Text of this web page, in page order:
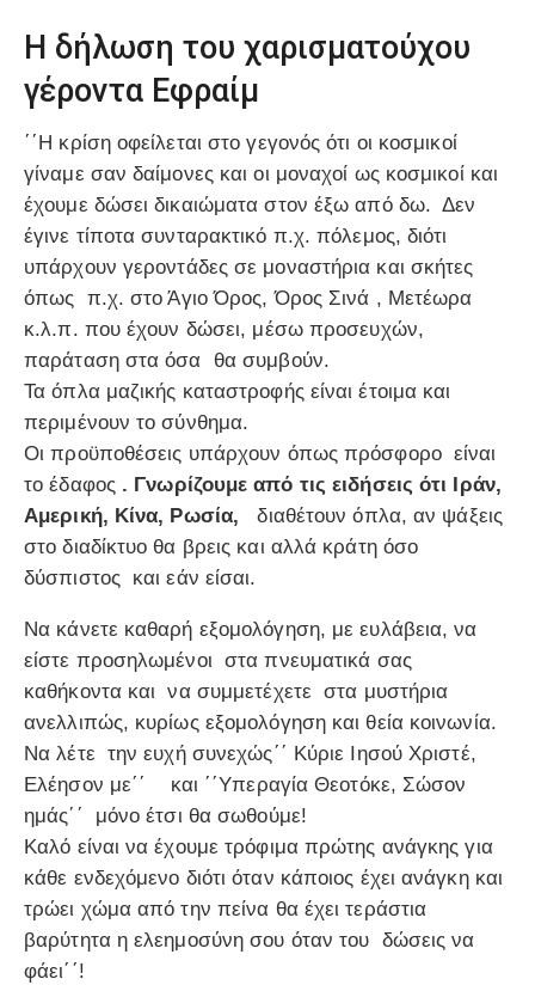
H δήλωση του χαρισματούχου
γέροντα Εφραίμ
΄΄Η κρίση οφείλεται στο γεγονός ότι οι κοσμικοί
γίναμε σαν δαίμονες και οι μοναχοί ως κοσμικοί και
έχουμε δώσει δικαιώματα στον έξω από δω. Δεν
έγινε τίποτα συνταρακτικό π.χ. πόλεμος, διότι
υπάρχουν γεροντάδες σε μοναστήρια και σκήτες
όπως π.χ. στο Άγιο Όρος, Όρος Σινά , Μετέωρα
κ.λ.π. που έχουν δώσει, μέσω προσευχών,
παράταση στα όσα θα συμβούν.
Τα όπλα μαζικής καταστροφής είναι έτοιμα και
περιμένουν το σύνθημα.
Οι προϋποθέσεις υπάρχουν όπως πρόσφορο είναι
το έδαφος . Γνωρίζουμε από τις ειδήσεις ότι Ιράν,
Αμερική, Κίνα, Ρωσία, διαθέτουν όπλα, αν ψάξεις
στο διαδίκτυο θα βρεις και αλλά κράτη όσο
δύσπιστος και εάν είσαι.
Να κάνετε καθαρή εξομολόγηση, με ευλάβεια, να
είστε προσηλωμένοι στα πνευματικά σας
καθήκοντα και να συμμετέχετε στα μυστήρια
ανελλιπώς, κυρίως εξομολόγηση και θεία κοινωνία.
Να λέτε την ευχή συνεχώς΄΄ Κύριε Ιησού Χριστέ,
Ελέησον με΄΄ και ΄΄Υπεραγία Θεοτόκε, Σώσον
ημάς΄΄ μόνο έτσι θα σωθούμε!
Καλό είναι να έχουμε τρόφιμα πρώτης ανάγκης για
κάθε ενδεχόμενο διότι όταν κάποιος έχει ανάγκη και
τρώει χώμα από την πείνα θα έχει τεράστια
βαρύτητα η ελεημοσύνη σου όταν του δώσεις να
φάει΄΄!